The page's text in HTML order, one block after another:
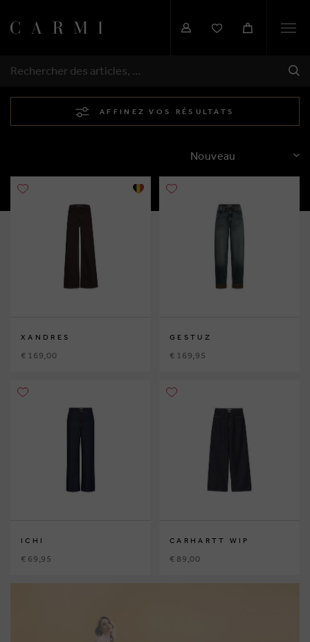
RECHERCHER
AFFINEZ VOS RÉSULTATS
TRIER
XANDRES
€ 169,00
GESTUZ
€ 169,95
ICHI
€ 69,95
CARHARTT WIP
€ 89,00